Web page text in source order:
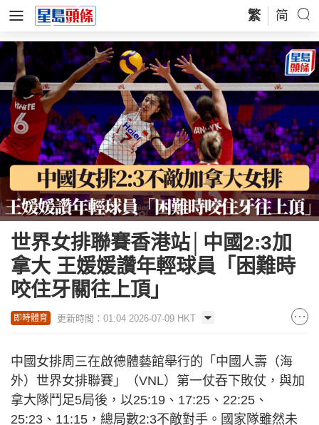
繁 简
世界女排聯賽香港站│中國2:3加
拿大 王媛媛讚年輕球員「困難時
咬住牙關往上頂」
即時體育 更新時間：01:04 2026-07-09 HKT
中國女排周三在啟德體藝館舉行的「中國人壽（海
外）世界女排聯賽」（VNL）第一仗吞下敗仗，與加
拿大隊鬥足5局後，以25:19、17:25、22:25、
25:23、11:15，總局數2:3不敵對手。國家隊雖然未